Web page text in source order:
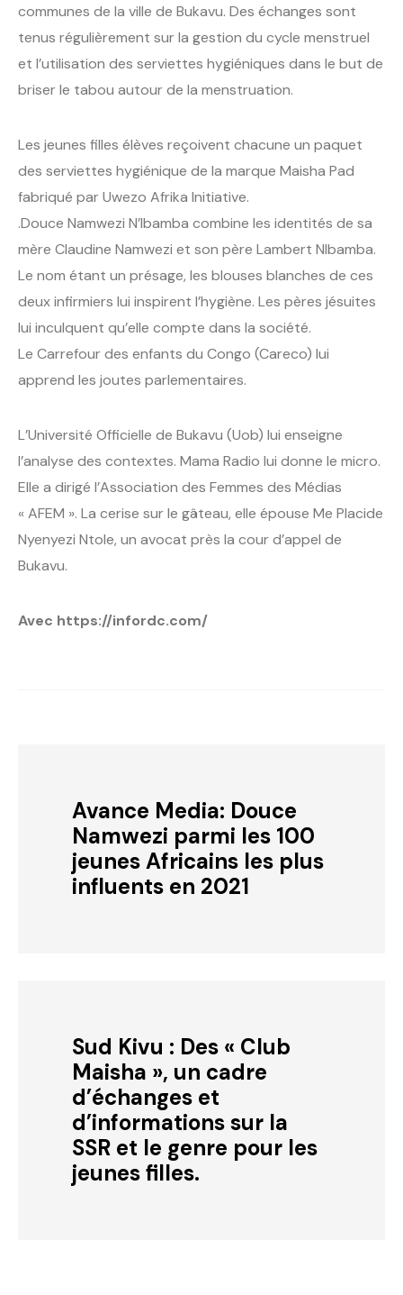
communes de la ville de Bukavu. Des échanges sont
tenus régulièrement sur la gestion du cycle menstruel
et l’utilisation des serviettes hygiéniques dans le but de
briser le tabou autour de la menstruation.
Les jeunes filles élèves reçoivent chacune un paquet
des serviettes hygiénique de la marque Maisha Pad
fabriqué par Uwezo Afrika Initiative.
.Douce Namwezi N’Ibamba combine les identités de sa
mère Claudine Namwezi et son père Lambert NIbamba.
Le nom étant un présage, les blouses blanches de ces
deux infirmiers lui inspirent l’hygiène. Les pères jésuites
lui inculquent qu’elle compte dans la société.
Le Carrefour des enfants du Congo (Careco) lui
apprend les joutes parlementaires.
L’Université Officielle de Bukavu (Uob) lui enseigne
l’analyse des contextes. Mama Radio lui donne le micro.
Elle a dirigé l’Association des Femmes des Médias
« AFEM ». La cerise sur le gâteau, elle épouse Me Placide
Nyenyezi Ntole, un avocat près la cour d’appel de
Bukavu.
Avec https://infordc.com/
Avance Media: Douce
Namwezi parmi les 100
jeunes Africains les plus
influents en 2021
Sud Kivu : Des « Club
Maisha », un cadre
d’échanges et
d’informations sur la
SSR et le genre pour les
jeunes filles.